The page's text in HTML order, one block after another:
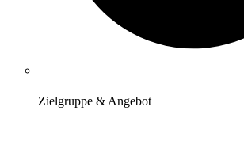
Zielgruppe & Angebot